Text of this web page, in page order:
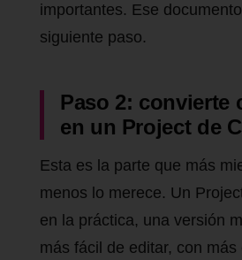
importantes. Ese
siguiente paso.
Paso 2: convierte
en un Project de
Esta es la parte que más
menos lo merece. Un
en la práctica, una versión
más fácil de editar, con más